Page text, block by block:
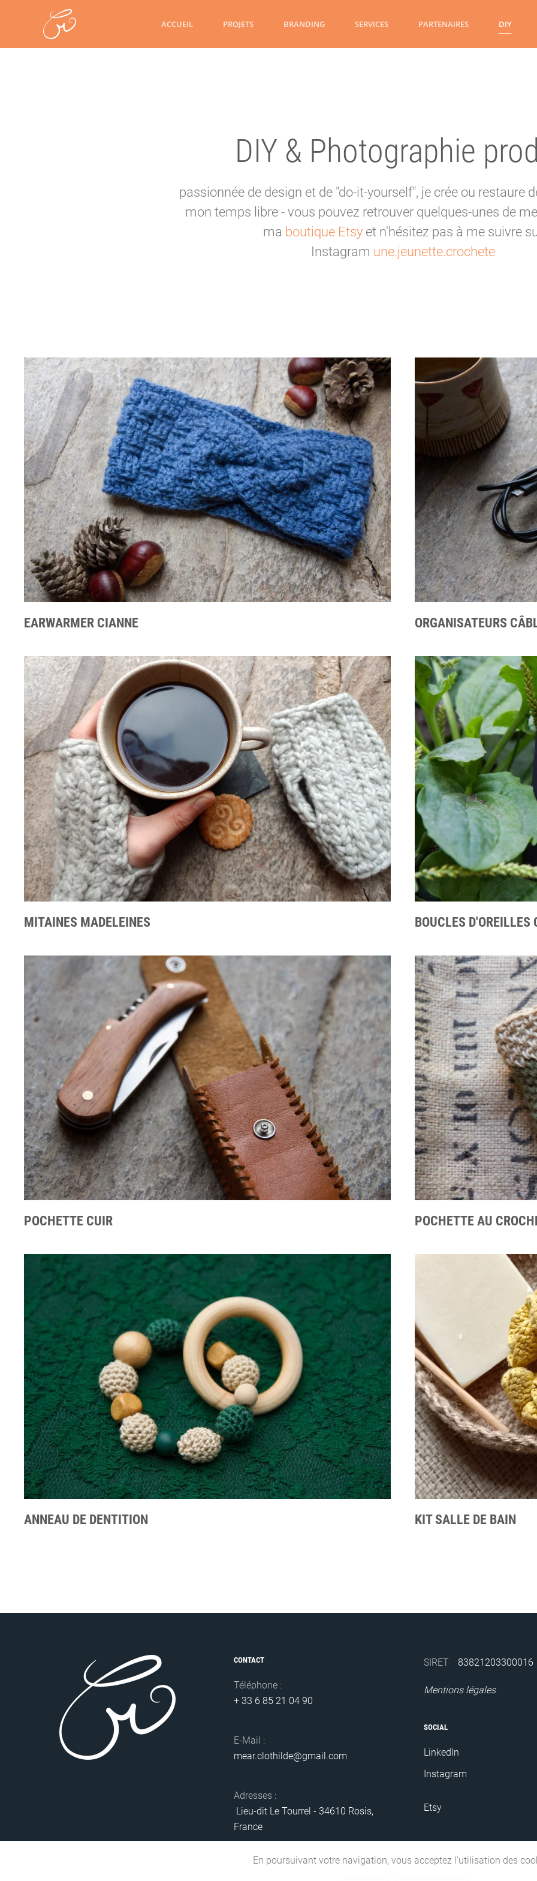
En poursuivant votre navigation, vous acceptez l’utilisation des
ACCUEIL PROJETS BRANDING SERVICES PARTENAIRES DIY
DIY & Photographie
passionnée de design et de "do-it-yourself", je crée ou restaure
mon temps libre - vous pouvez retrouver quelques-unes de
ma boutique Etsyet n'hésitez pas à me suivre
Instagram une.jeunette.crochete
EARWARMER CIANNE ORGANISATEURS
MITAINES MADELEINES BOUCLES D'OREILLES
POCHETTE CUIR POCHETTE AU
ANNEAU DE DENTITION KIT SALLE DE BAIN
CONTACT
Téléphone :
+ 33 6 85 21 04 90
E-Mail :
mear.clothilde@gmail.com
Adresses :
Lieu-dit Le Tourrel - 34610 Rosis,
France
SIRET 83821203300016
Mentions légales
SOCIAL
LinkedIn
Instagram
Etsy